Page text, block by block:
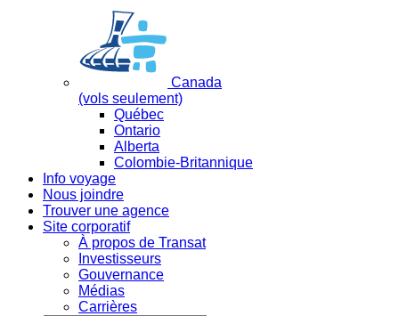
Canada
(vols seulement)
Québec
Ontario
Alberta
Colombie-Britannique
Info voyage
Nous joindre
Trouver une agence
Site corporatif
À propos de Transat
Investisseurs
Gouvernance
Médias
Carrières